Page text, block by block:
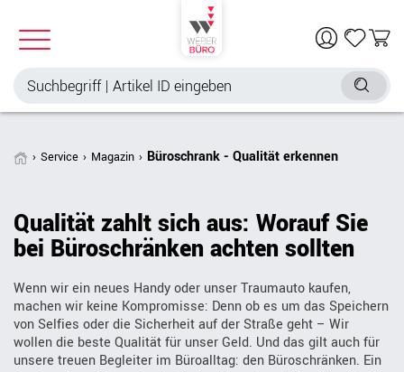
Service Magazin Büroschrank - Qualität erkennen
Qualität zahlt sich aus: Worauf Sie
bei Büroschränken achten sollten
Wenn wir ein neues Handy oder unser Traumauto kaufen,
machen wir keine Kompromisse: Denn ob es um das Speichern
von Selfies oder die Sicherheit auf der Straße geht – Wir
wollen die beste Qualität für unser Geld. Und das gilt auch für
unsere treuen Begleiter im Büroalltag: den Büroschränken. Ein